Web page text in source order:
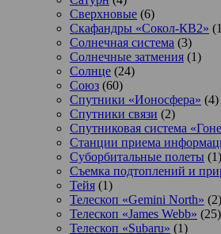
Сверхновые (6)
Скафандры «Сокол-КВ2»
Солнечная система (3)
Солнечные затмения (1)
Солнце (24)
Союз (60)
Спутники «Ионосфера» (4)
Спутники связи (2)
Спутниковая система
Станции приема
Суборбитальные полеты (1)
Съемка подтоплений и
Тейя (1)
Телескоп «Gemini North» (2)
Телескоп «James Webb» (25)
Телескоп «Subaru» (1)